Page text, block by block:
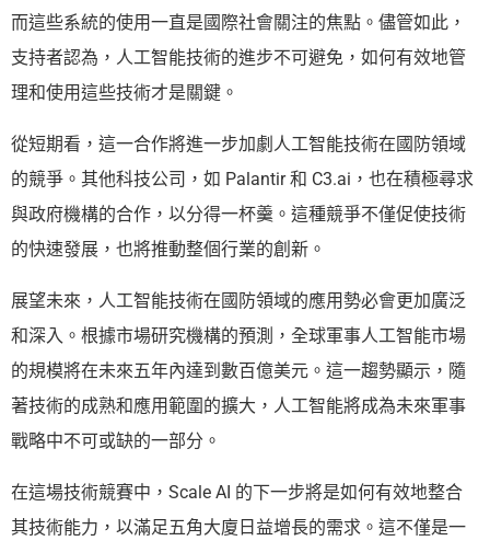
而這些系統的使用一直是國際社會關注的焦點。儘管如此，
支持者認為，人工智能技術的進步不可避免，如何有效地管
理和使用這些技術才是關鍵。
從短期看，這一合作將進一步加劇人工智能技術在國防領域
的競爭。其他科技公司，如 Palantir 和 C3.ai，也在積極尋求
與政府機構的合作，以分得一杯羹。這種競爭不僅促使技術
的快速發展，也將推動整個行業的創新。
展望未來，人工智能技術在國防領域的應用勢必會更加廣泛
和深入。根據市場研究機構的預測，全球軍事人工智能市場
的規模將在未來五年內達到數百億美元。這一趨勢顯示，隨
著技術的成熟和應用範圍的擴大，人工智能將成為未來軍事
戰略中不可或缺的一部分。
在這場技術競賽中，Scale AI 的下一步將是如何有效地整合
其技術能力，以滿足五角大廈日益增長的需求。這不僅是一